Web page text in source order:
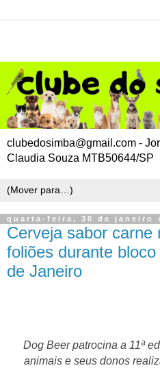
clubedosimba@gmail.com -
Claudia Souza MTB50644/SP
quarta-feira, 30 de janeiro
Cerveja sabor carne
foliões durante
de Janeiro
Dog Beer patrocina a 11ª
animais e seus donos